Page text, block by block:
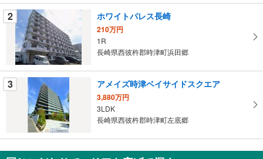
条
件
ペ
ー
す
2 ホワイトパレス長崎
210万円
1R
長崎県西彼杵郡時津町浜田郷
3 アメイズ時津ベイサイドスクエア
3,880万円
3LDK
長崎県西彼杵郡時津町左底郷